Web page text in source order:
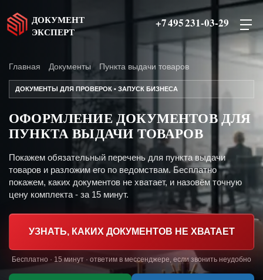
ДОКУМЕНТ
ЭКСПЕРТ
+7 495 231-03-29
Главная Документы Пункта выдачи товаров
ДОКУМЕНТЫ ДЛЯ ПРОВЕРОК • ЗАПУСК БИЗНЕСА
ОФОРМЛЕНИЕ ДОКУМЕНТОВ ДЛЯ
ПУНКТА ВЫДАЧИ ТОВАРОВ
Покажем обязательный перечень для пункта выдачи
товаров и разложим его по ведомствам. Бесплатно
покажем, каких документов не хватает, и назовём точную
цену комплекта - за 15 минут.
УЗНАТЬ, КАКИХ ДОКУМЕНТОВ НЕ ХВАТАЕТ
Бесплатно · 15 минут · ответим в мессенджере, если звонить неудобно